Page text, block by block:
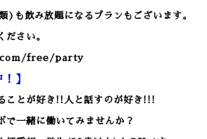
)も飲み放題になるプランもございます。
ださい。
free/party
】
ことが好き!!人と話すのが好き!!!
で一緒に働いてみませんか？